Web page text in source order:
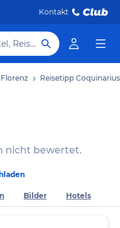
Kontakt
Hotel, Reiseziel
Reisetipp Coquinarius
nicht bewertet.
Bilder Hotels